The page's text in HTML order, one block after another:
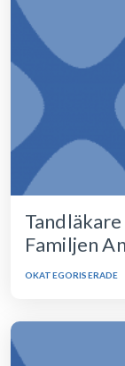
Familjen
OKATEGORISERADE